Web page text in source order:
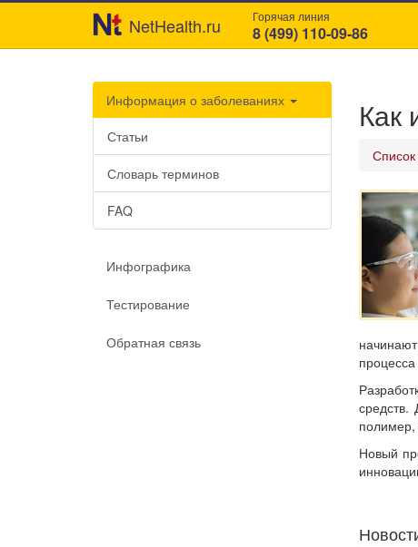
NetHealth.ru Горячая линия
8 (499) 110-09-86
Информация о заболеваниях
Статьи
Словарь терминов
FAQ
Инфографика
Тестирование
Обратная связь
Как
средств.
полимер,
Новый